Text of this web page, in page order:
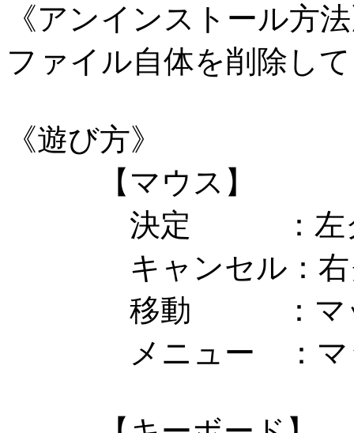
《アンインストール方
ファイル自体を削除し
《遊び方》
【マウス】
決定 ：左ク
キャンセル：右
移動 ：マップ
メニュー ：マッ